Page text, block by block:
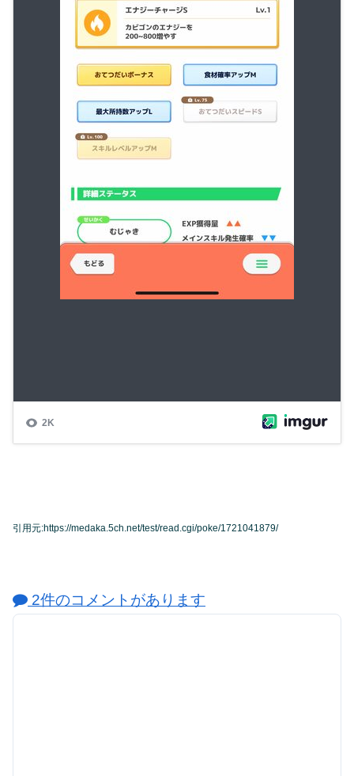
引用元:https://medaka.5ch.net/test/read.cgi/poke/1721041879/
2件のコメントがあります